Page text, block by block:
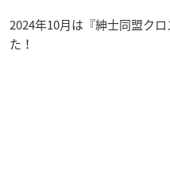
2024年10月は『紳士同盟ク
た！